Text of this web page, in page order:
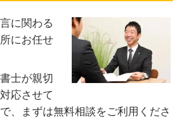
に関わる
にお任せ
士が親切
応させて
、まずは無料相談をご利用くださ